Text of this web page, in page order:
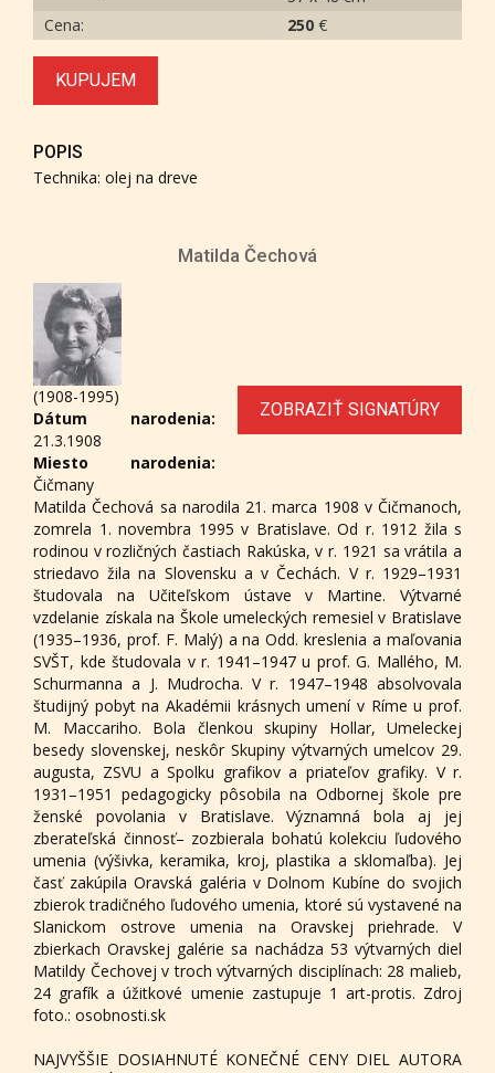
Cena:
250 €
KUPUJEM
POPIS
Technika: olej na dreve
Matilda Čechová
ZOBRAZIŤ SIGNATÚRY
(1908-1995)
Dátum narodenia:
21.3.1908
Miesto narodenia:
Čičmany
Matilda Čechová sa narodila 21. marca 1908 v Čičmanoch,
zomrela 1. novembra 1995 v Bratislave. Od r. 1912 žila s
rodinou v rozličných častiach Rakúska, v r. 1921 sa vrátila a
striedavo žila na Slovensku a v Čechách. V r. 1929–1931
študovala na Učiteľskom ústave v Martine. Výtvarné
vzdelanie získala na Škole umeleckých remesiel v Bratislave
(1935–1936, prof. F. Malý) a na Odd. kreslenia a maľovania
SVŠT, kde študovala v r. 1941–1947 u prof. G. Mallého, M.
Schurmanna a J. Mudrocha. V r. 1947–1948 absolvovala
študijný pobyt na Akadémii krásnych umení v Ríme u prof.
M. Maccariho. Bola členkou skupiny Hollar, Umeleckej
besedy slovenskej, neskôr Skupiny výtvarných umelcov 29.
augusta, ZSVU a Spolku grafikov a priateľov grafiky. V r.
1931–1951 pedagogicky pôsobila na Odbornej škole pre
ženské povolania v Bratislave. Významná bola aj jej
zberateľská činnosť– zozbierala bohatú kolekciu ľudového
umenia (výšivka, keramika, kroj, plastika a sklomaľba). Jej
časť zakúpila Oravská galéria v Dolnom Kubíne do svojich
zbierok tradičného ľudového umenia, ktoré sú vystavené na
Slanickom ostrove umenia na Oravskej priehrade. V
zbierkach Oravskej galérie sa nachádza 53 výtvarných diel
Matildy Čechovej v troch výtvarných disciplínach: 28 malieb,
24 grafík a úžitkové umenie zastupuje 1 art-protis. Zdroj
foto.: osobnosti.sk
NAJVYŠŠIE DOSIAHNUTÉ KONEČNÉ CENY DIEL AUTORA